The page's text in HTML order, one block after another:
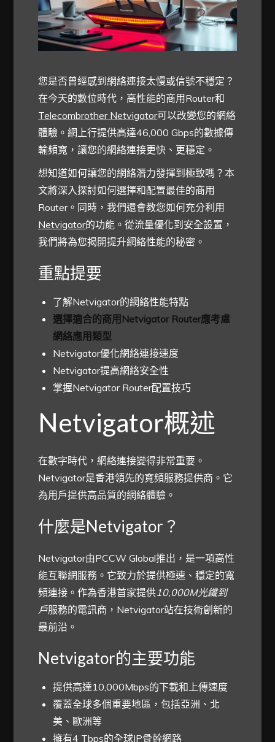
您是否曾經感到網絡連接太慢或信號不穩定？
在今天的數位時代，高性能的商用Router和
Telecombrother Netvigator可以改變您的網絡
體驗。網上行提供高達46,000 Gbps的數據傳
輸頻寬，讓您的網絡連接更快、更穩定。
想知道如何讓您的網絡潛力發揮到極致嗎？本
文將深入探討如何選擇和配置最佳的商用
Router。同時，我們還會教您如何充分利用
Netvigator的功能。從流量優化到安全設置，
我們將為您揭開提升網絡性能的秘密。
重點提要
了解Netvigator的網絡性能特點
選擇適合的商用Netvigator Router應考慮
網絡應用類型
Netvigator優化網絡連接速度
Netvigator提高網絡安全性
掌握Netvigator Router配置技巧
Netvigator概述
在數字時代，網絡連接變得非常重要。
Netvigator是香港領先的寬頻服務提供商。它
為用戶提供高品質的網絡體驗。
什麼是Netvigator？
Netvigator由PCCW Global推出，是一項高性
能互聯網服務。它致力於提供極速、穩定的寬
頻連接。作為香港首家提供 10,000M光纖到
戶服務的電訊商，Netvigator站在技術創新的
最前沿。
Netvigator的主要功能
提供高達10,000Mbps的下載和上傳速度
覆蓋全球多個重要地區，包括亞洲、北
美、歐洲等
擁有4 Tbps的全球IP骨幹網路